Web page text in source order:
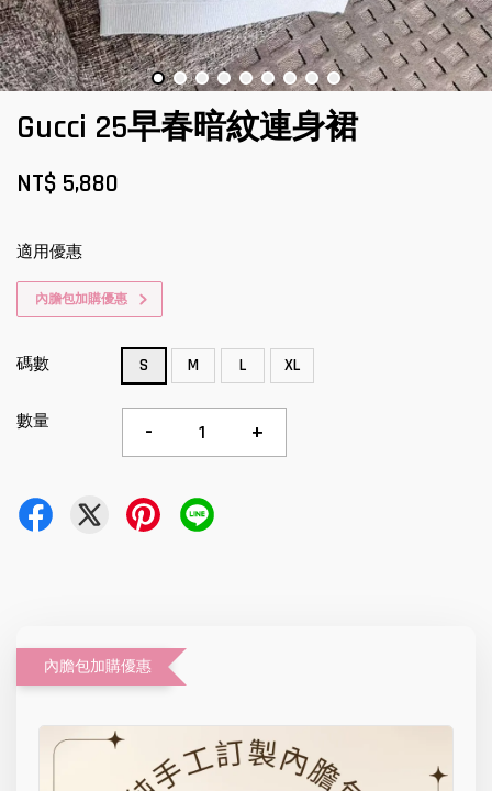
Gucci 25早春暗紋連身裙
NT$ 5,880
適用優惠
內膽包加購優惠
碼數 S M L XL
數量 - +
內膽包加購優惠